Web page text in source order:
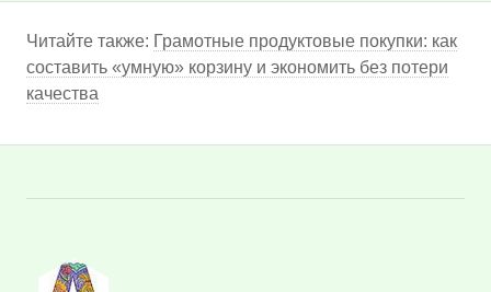
Читайте также: Грамотные продуктовые покупки: как
составить «умную» корзину и экономить без потери
качества